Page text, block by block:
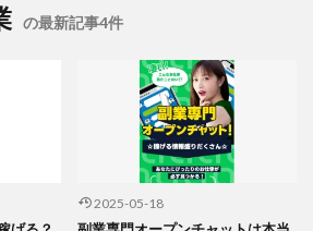
の最新記事4件
2025-05-18